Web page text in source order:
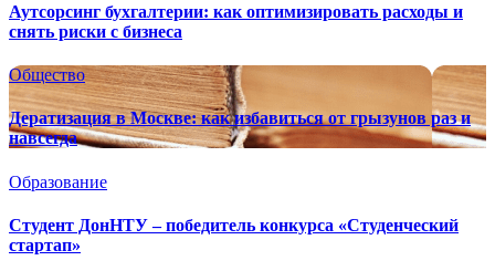
Аутсорсинг бухгалтерии: как оптимизировать расходы и
снять риски с бизнеса
Общество
Дератизация в Москве: как избавиться от грызунов раз и
навсегда
Образование
Студент ДонНТУ – победитель конкурса «Студенческий
стартап»